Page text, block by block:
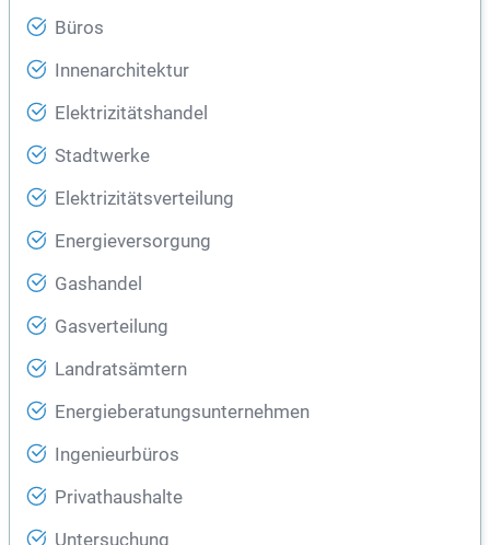
Büros
Innenarchitektur
Elektrizitätshandel
Stadtwerke
Elektrizitätsverteilung
Energieversorgung
Gashandel
Gasverteilung
Landratsämtern
Energieberatungsunternehmen
Ingenieurbüros
Privathaushalte
Untersuchung